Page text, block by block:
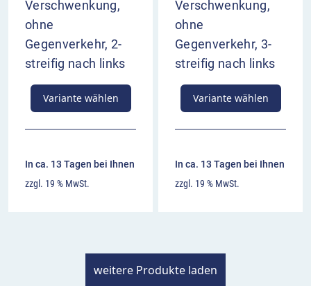
Verschwenkung,
ohne
Gegenverkehr, 2-
streifig nach links
Variante wählen
In ca. 13 Tagen bei Ihnen
zzgl. 19 % MwSt.
Verschwenkung,
ohne
Gegenverkehr, 3-
streifig nach links
Variante wählen
In ca. 13 Tagen bei Ihnen
zzgl. 19 % MwSt.
weitere Produkte laden